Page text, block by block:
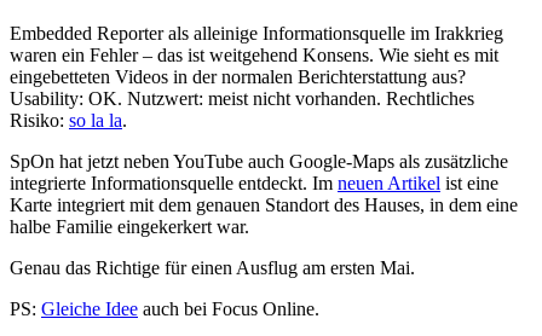
Embedded Reporter als alleinige Informationsquelle im Irakkrieg
waren ein Fehler – das ist weitgehend Konsens. Wie sieht es mit
eingebetteten Videos in der normalen Berichterstattung aus?
Usability: OK. Nutzwert: meist nicht vorhanden. Rechtliches
Risiko: so la la.
SpOn hat jetzt neben YouTube auch Google-Maps als zusätzliche
integrierte Informationsquelle entdeckt. Im neuen Artikel ist eine
Karte integriert mit dem genauen Standort des Hauses, in dem eine
halbe Familie eingekerkert war.
Genau das Richtige für einen Ausflug am ersten Mai.
PS: Gleiche Idee auch bei Focus Online.